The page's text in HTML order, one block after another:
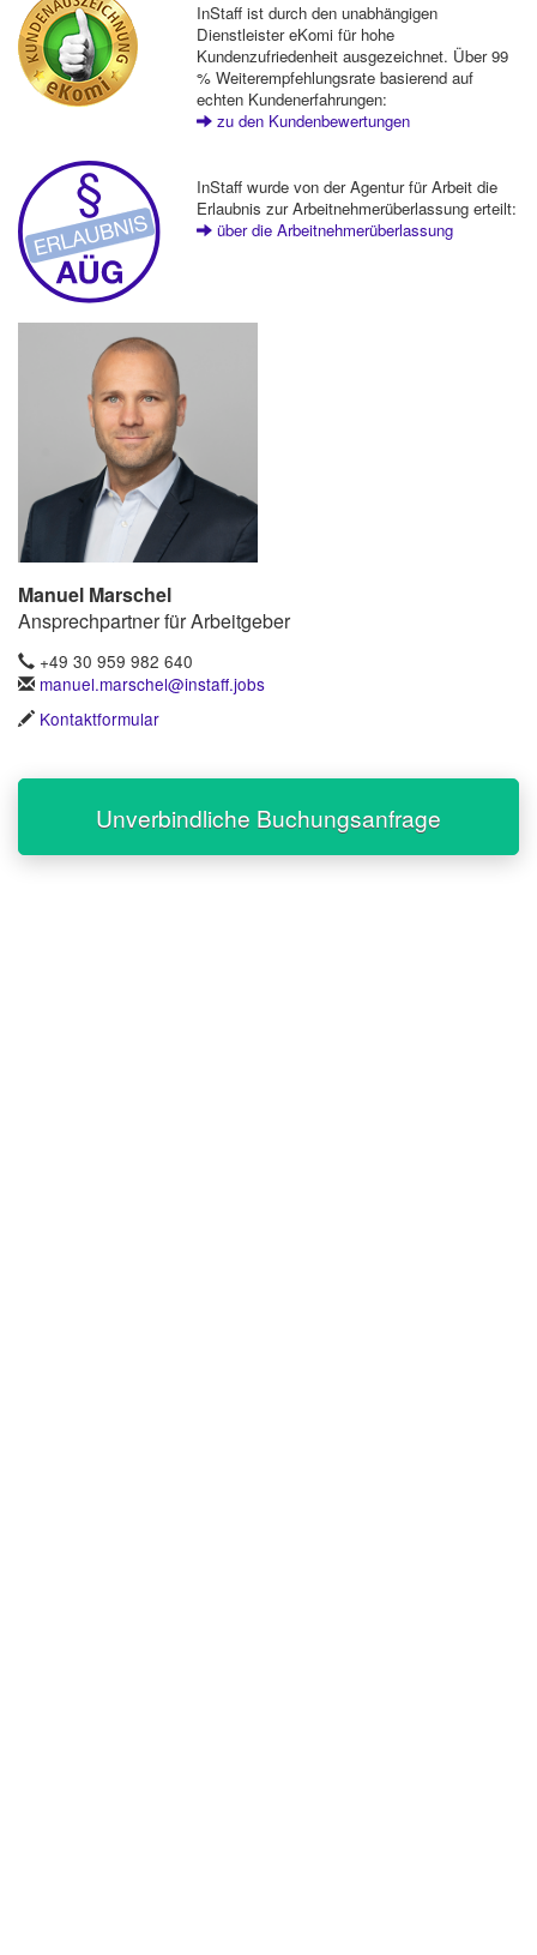
InStaff ist durch den unabhängigen
Dienstleister eKomi für hohe
Kundenzufriedenheit ausgezeichnet. Über 99
% Weiterempfehlungsrate basierend auf
echten Kundenerfahrungen:
zu den Kundenbewertungen
InStaff wurde von der Agentur für Arbeit die
Erlaubnis zur Arbeitnehmerüberlassung erteilt:
über die Arbeitnehmerüberlassung
Manuel Marschel
Ansprechpartner für Arbeitgeber
+49 30 959 982 640
manuel.marschel@instaff.jobs
Kontaktformular
Unverbindliche Buchungsanfrage